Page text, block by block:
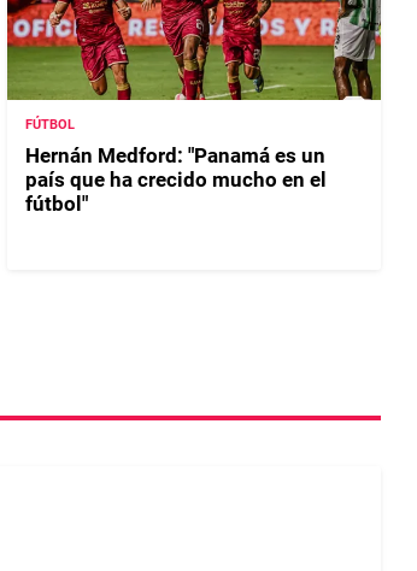
FÚTBOL
Hernán Medford: "Panamá es un
país que ha crecido mucho en el
fútbol"